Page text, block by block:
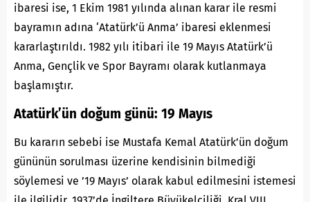
ibaresi ise, 1 Ekim 1981 yılında alınan karar ile resmi
bayramın adına ‘Atatürk’ü Anma’ ibaresi eklenmesi
kararlaştırıldı. 1982 yılı itibari ile 19 Mayıs Atatürk’ü
Anma, Gençlik ve Spor Bayramı olarak kutlanmaya
başlamıştır.
Atatürk’ün doğum günü: 19 Mayıs
Bu kararın sebebi ise Mustafa Kemal Atatürk’ün doğum
gününün sorulması üzerine kendisinin bilmediği
söylemesi ve ’19 Mayıs’ olarak kabul edilmesini istemesi